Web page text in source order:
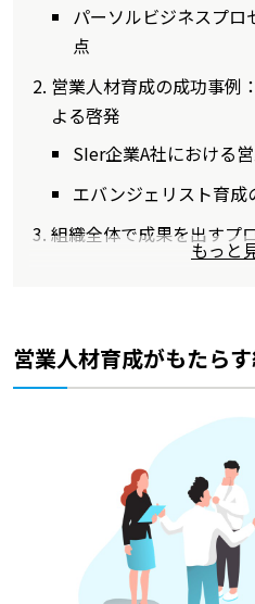
パーソルビジネスプ
点
営業人材育成の成功事例
よる啓発
SIer企業A社における
エバンジェリスト育成
組織全体で成果を出すプ
もっと
営業人材育成がもたら